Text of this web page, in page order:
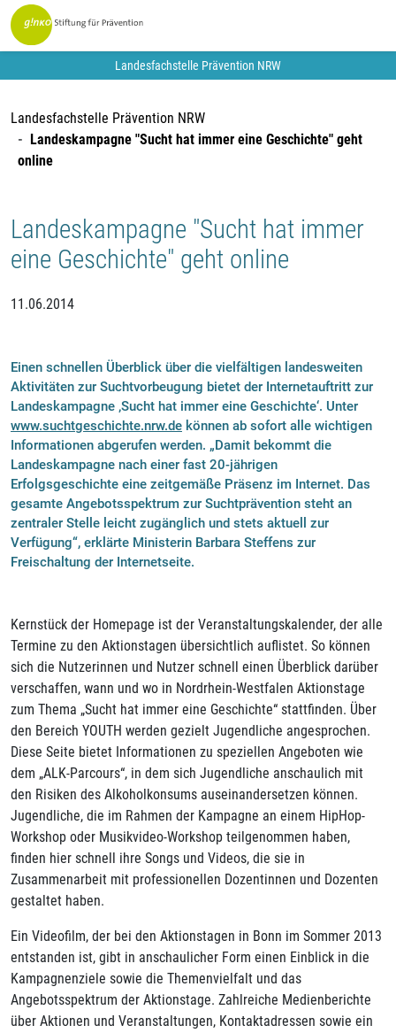
Landesfachstelle Prävention NRW
Landesfachstelle Prävention NRW
Landeskampagne "Sucht hat immer eine Geschichte" geht
online
Landeskampagne "Sucht hat immer
eine Geschichte" geht online
11.06.2014
Einen schnellen Überblick über die vielfältigen landesweiten
Aktivitäten zur Suchtvorbeugung bietet der Internetauftritt zur
Landeskampagne ‚Sucht hat immer eine Geschichte‘. Unter
www.suchtgeschichte.nrw.de können ab sofort alle wichtigen
Informationen abgerufen werden. „Damit bekommt die
Landeskampagne nach einer fast 20-jährigen
Erfolgsgeschichte eine zeitgemäße Präsenz im Internet. Das
gesamte Angebotsspektrum zur Suchtprävention steht an
zentraler Stelle leicht zugänglich und stets aktuell zur
Verfügung“, erklärte Ministerin Barbara Steffens zur
Freischaltung der Internetseite.
Kernstück der Homepage ist der Veranstaltungskalender, der alle
Termine zu den Aktionstagen übersichtlich auflistet. So können
sich die Nutzerinnen und Nutzer schnell einen Überblick darüber
verschaffen, wann und wo in Nordrhein-Westfalen Aktionstage
zum Thema „Sucht hat immer eine Geschichte“ stattfinden. Über
den Bereich YOUTH werden gezielt Jugendliche angesprochen.
Diese Seite bietet Informationen zu speziellen Angeboten wie
dem „ALK-Parcours“, in dem sich Jugendliche anschaulich mit
den Risiken des Alkoholkonsums auseinandersetzen können.
Jugendliche, die im Rahmen der Kampagne an einem HipHop-
Workshop oder Musikvideo-Workshop teilgenommen haben,
finden hier schnell ihre Songs und Videos, die sie in
Zusammenarbeit mit professionellen Dozentinnen und Dozenten
gestaltet haben.
Ein Videofilm, der bei den Aktionstagen in Bonn im Sommer 2013
entstanden ist, gibt in anschaulicher Form einen Einblick in die
Kampagnenziele sowie die Themenvielfalt und das
Angebotsspektrum der Aktionstage. Zahlreiche Medienberichte
über Aktionen und Veranstaltungen, Kontaktadressen sowie ein